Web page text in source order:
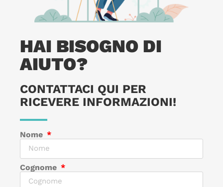
HAI BISOGNO DI
AIUTO?
CONTATTACI QUI PER
RICEVERE INFORMAZIONI!
Nome
Cognome